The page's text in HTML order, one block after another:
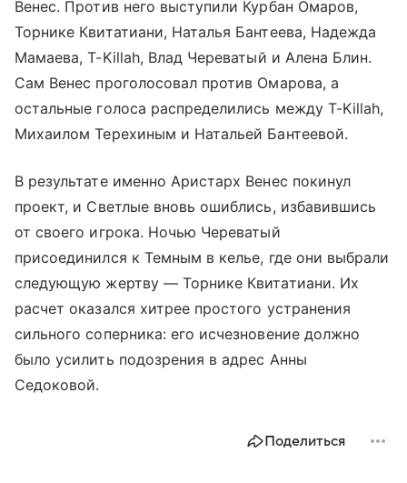
Венес. Против него выступили Курбан Омаров,
Торнике Квитатиани, Наталья Бантеева, Надежда
Мамаева, T-Killah, Влад Череватый и Алена Блин.
Сам Венес проголосовал против Омарова, а
остальные голоса распределились между T-Killah,
Михаилом Терехиным и Натальей Бантеевой.
В результате именно Аристарх Венес покинул
проект, и Светлые вновь ошиблись, избавившись
от своего игрока. Ночью Череватый
присоединился к Темным в келье, где они выбрали
следующую жертву — Торнике Квитатиани. Их
расчет оказался хитрее простого устранения
сильного соперника: его исчезновение должно
было усилить подозрения в адрес Анны
Седоковой.
Поделиться